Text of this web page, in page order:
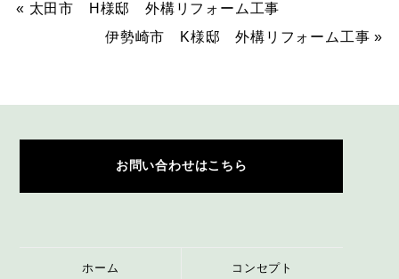
« 太田市 H様邸 外構リフォーム工事
伊勢崎市 K様邸 外構リフォーム工事 »
お問い合わせはこちら
ホーム コンセプト